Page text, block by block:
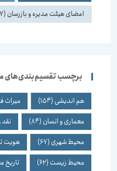
اعضای هیئت مدیره و بازرسان(7)
برچسب تقسیم‌بندی‌های
هم اندیشی(154) میراث
معماری و انسان(84) نقد و
محیط شهری(67) هویت
محیط زیست(62) تاریخ